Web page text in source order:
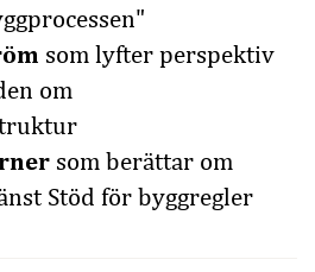
som lyfter perspektiv
om
som berättar om
Stöd för byggregler